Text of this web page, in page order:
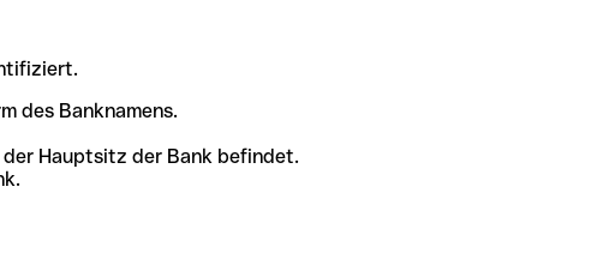
des Banknamens.
der Hauptsitz der Bank befindet.